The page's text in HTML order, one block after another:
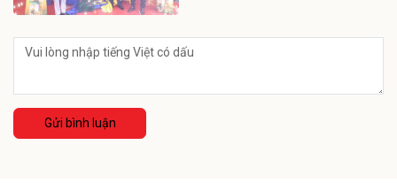
Gửi bình luận